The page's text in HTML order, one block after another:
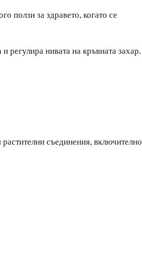
ползи за здравето, когато се
регулира нивата на кръвната захар.
съединения, включително